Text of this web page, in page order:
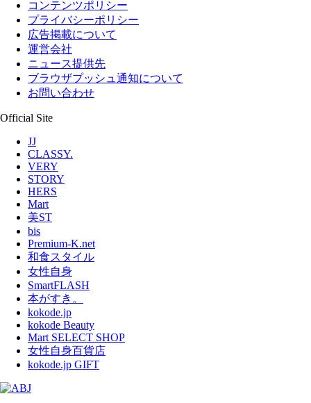
コンテンツポリシー
プライバシーポリシー
広告掲載について
運営会社
ニュース提供先
ブラウザプッシュ通知について
お問い合わせ
Official Site
JJ
CLASSY.
VERY
STORY
HERS
Mart
美ST
bis
Premium-K.net
和食スタイル
女性自身
SmartFLASH
本がすき。
kokode.jp
kokode Beauty
Mart SELECT SHOP
女性自身百貨店
kokode.jp GIFT